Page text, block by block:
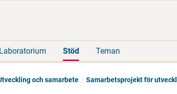
Laboratorium Stöd Teman
och samarbete Samarbetsprojekt för